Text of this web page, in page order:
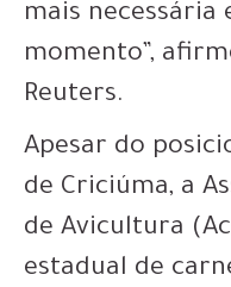
mais necessária
momento”,
Reuters.
Apesar do
de Criciúma, a
de Avicultura
estadual de